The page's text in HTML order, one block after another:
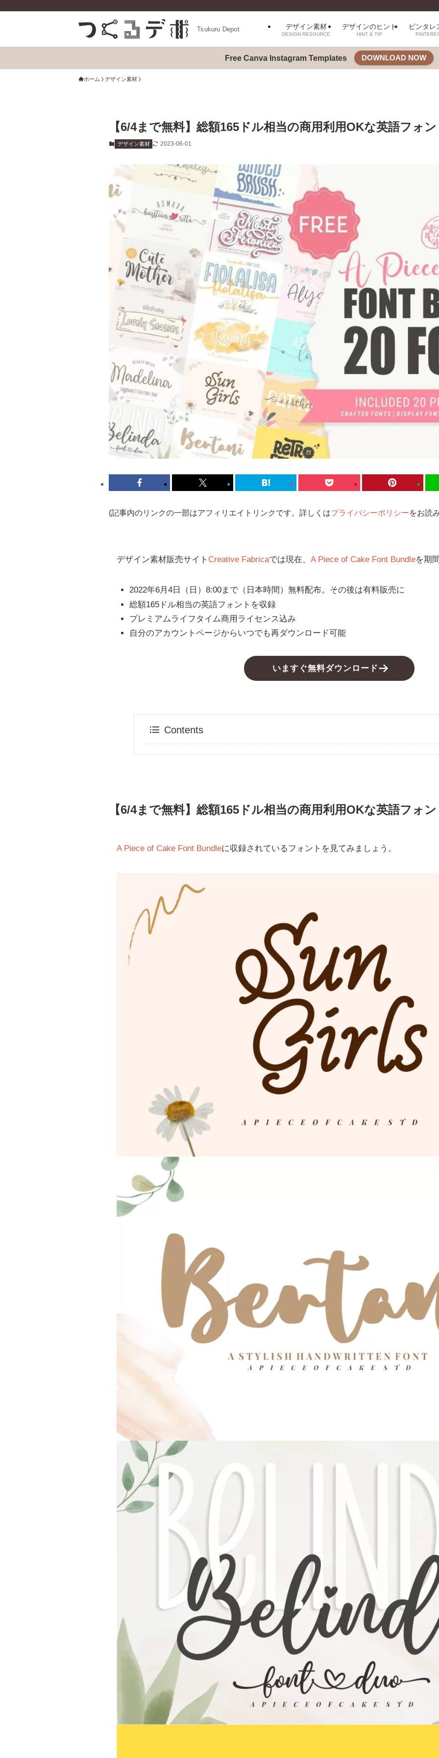
Tsukuru Depot デザイン素材
DESIGN RESOURCE
デザインのヒント
HINT & TIP
ピンタレ
Free Canva Instagram Templates DOWNLOAD NOW
ホーム デザイン素材
【6/4まで無料】総額165ドル相当の商用利用OKな英語フォ
デザイン素材 2023-06-01
(記事内のリンクの一部はアフィリエイトリンクです。詳しくはプライバシーポリシーをお読
デザイン素材販売サイト Creative Fabricaでは現在、 A Piece of Cake Font Bundleを期
2022年6月4日（日）8:00まで（日本時間）無料配布。その後は有料販売に
総額165ドル相当の英語フォントを収録
プレミアムライフタイム商用ライセンス込み
自分のアカウントページからいつでも再ダウンロード可能
いますぐ無料ダウンロード
Contents
【6/4まで無料】総額165ドル相当の商用利用OKな英語フォ
A Piece of Cake Font Bundleに収録されているフォントを見てみましょう。